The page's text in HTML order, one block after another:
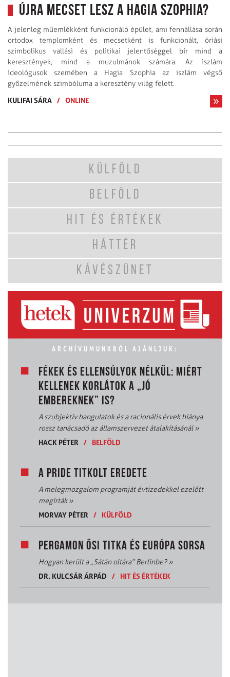
Újra mecset lesz a Hagia Szophia?
A jelenleg műemlékként funkcionáló épület, ami fennállása során
ortodox templomként és mecsetként is funkcionált, óriási
szimbolikus vallási és politikai jelentőséggel bír mind a
keresztények, mind a muzulmánok számára. Az iszlám
ideológusok szemében a Hagia Szophia az iszlám végső
győzelmének szimbóluma a keresztény világ felett.
KULIFAI SÁRA / ONLINE
KÜLFÖLD
BELFÖLD
HIT ÉS ÉRTÉKEK
HÁTTÉR
KÁVÉSZÜNET
ARCHÍVUMUNKBÓL AJÁNLJUK:
FÉKEK ÉS ELLENSÚLYOK NÉLKÜL: MIÉRT
KELLENEK KORLÁTOK A „JÓ
EMBEREKNEK” IS?
A szubjektív hangulatok és a racionális érvek hiánya
rossz tanácsadó az államszervezet átalakításánál»
HACK PÉTER
/ BELFÖLD
A PRIDE TITKOLT EREDETE
A melegmozgalom programját évtizedekkel ezelőtt
megírták»
MORVAY PÉTER
/ KÜLFÖLD
PERGAMON ŐSI TITKA ÉS EURÓPA SORSA
Hogyan került a „Sátán oltára” Berlinbe?»
DR. KULCSÁR ÁRPÁD
/ HIT ÉS ÉRTÉKEK